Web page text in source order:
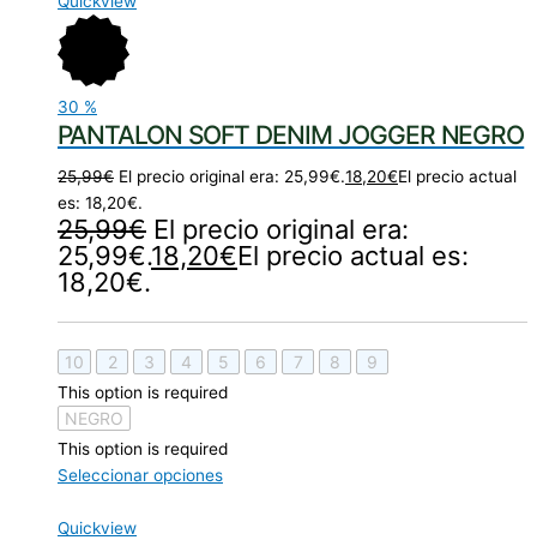
30 %
PANTALON SOFT DENIM JOGGER NEGRO
25,99€ El precio original era: 25,99€.18,20€El precio actual
es: 18,20€.
25,99€ El precio original era:
25,99€.18,20€El precio actual es:
18,20€.
10 2 3 4 5 6 7 8 9
This option is required
NEGRO
This option is required
Seleccionar opciones
Quickview